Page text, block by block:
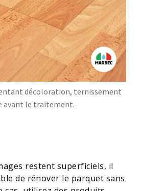
décoloration, ternissement
avant le traitement.
restent superficiels, il
de rénover le parquet sans